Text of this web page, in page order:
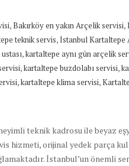
,Bakırköy en yakın Arçelik servisi,
teknik servis,İstanbul Kartaltepe
,kartaltepe aynı gün arçelik
,kartaltepe buzdolabı servisi,
,kartaltepe klima servisi,
teknik kadrosu ile beyaz
hizmeti, orijinal yedek parça
İstanbul’un önemli